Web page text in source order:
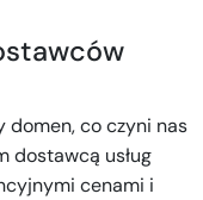
co czyni nas
dostawcą usług
cenami i